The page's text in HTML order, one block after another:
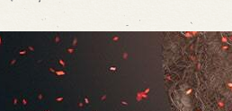
開催の公演